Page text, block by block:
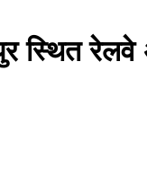
स्थित